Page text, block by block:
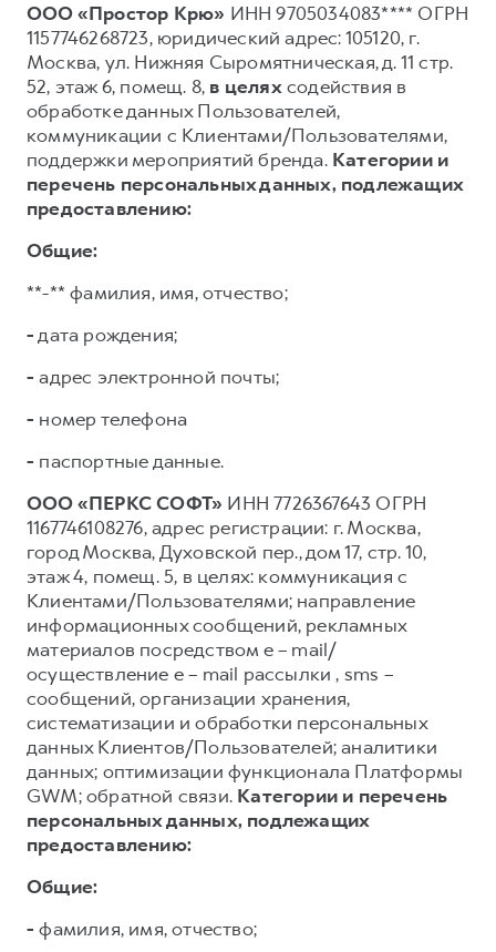
ООО «Простор Крю» ИНН 9705034083**** ОГРН
1157746268723, юридический адрес: 105120, г.
Москва, ул. Нижняя Сыромятническая, д. 11 стр.
52, этаж 6, помещ. 8, в целяхсодействия в
обработке данных Пользователей,
коммуникации с Клиентами/Пользователями,
поддержки мероприятий бренда. Категории и
перечень персональных данных, подлежащих
предоставлению:
Общие:
**-** фамилия, имя, отчество;
-дата рождения;
- адрес электронной почты;
- номер телефона
- паспортные данные.
ООО «ПЕРКС СОФТ» ИНН 7726367643 ОГРН
1167746108276, адрес регистрации: г. Москва,
город Москва, Духовской пер., дом 17, стр. 10,
этаж 4, помещ. 5, в целях: коммуникация с
Клиентами/Пользователями; направление
информационных сообщений, рекламных
материалов посредством e – mail/
осуществление e – mail рассылки , sms –
сообщений, организации хранения,
систематизации и обработки персональных
данных Клиентов/Пользователей; аналитики
данных; оптимизации функционала Платформы
GWM; обратной связи. Категории и перечень
персональных данных, подлежащих
предоставлению:
Общие:
- фамилия, имя, отчество;